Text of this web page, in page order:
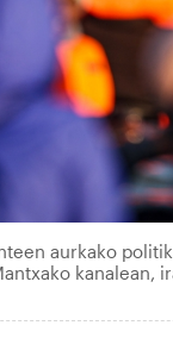
aurkako
kanalean,